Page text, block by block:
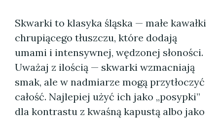
Skwarki to klasyka śląska — małe kawałki
chrupiącego tłuszczu, które dodają
umami i intensywnej, wędzonej słoności.
Uważaj z ilością — skwarki wzmacniają
smak, ale w nadmiarze mogą przytłoczyć
całość. Najlepiej użyć ich jako „posypki”
dla kontrastu z kwaśną kapustą albo jako